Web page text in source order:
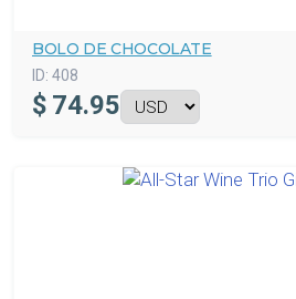
BOLO DE CHOCOLATE
ID: 408
$ 74.95